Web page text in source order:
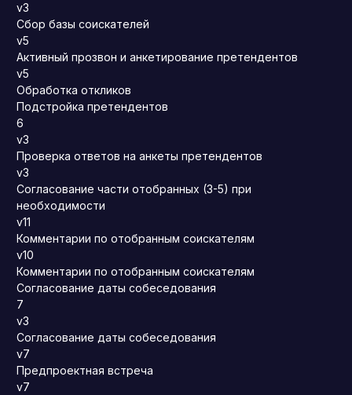
v3
Сбор базы соискателей
v5
Активный прозвон и анкетирование претендентов
v5
Обработка откликов
Подстройка претендентов
6
v3
Проверка ответов на анкеты претендентов
v3
Согласование части отобранных (3-5) при
необходимости
v11
Комментарии по отобранным соискателям
v10
Комментарии по отобранным соискателям
Согласование даты собеседования
7
v3
Согласование даты собеседования
v7
Предпроектная встреча
v7